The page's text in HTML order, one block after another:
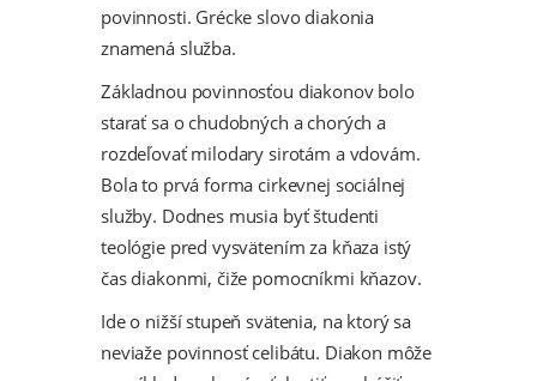
povinnosti. Grécke slovo diakonia
znamená služba.
Základnou povinnosťou diakonov bolo
starať sa o chudobných a chorých a
rozdeľovať milodary sirotám a vdovám.
Bola to prvá forma cirkevnej sociálnej
služby. Dodnes musia byť študenti
teológie pred vysvätením za kňaza istý
čas diakonmi, čiže pomocníkmi kňazov.
Ide o nižší stupeň svätenia, na ktorý sa
neviaže povinnosť celibátu. Diakon môže